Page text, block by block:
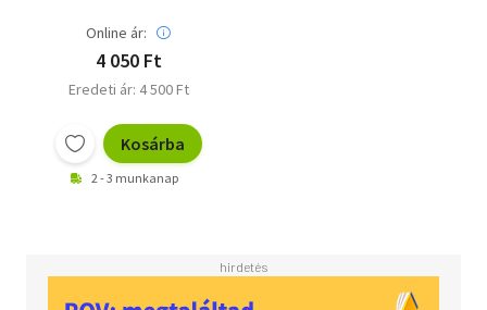
Online ár:
4 050 Ft
Eredeti ár: 4 500 Ft
Kosárba
2 - 3 munkanap